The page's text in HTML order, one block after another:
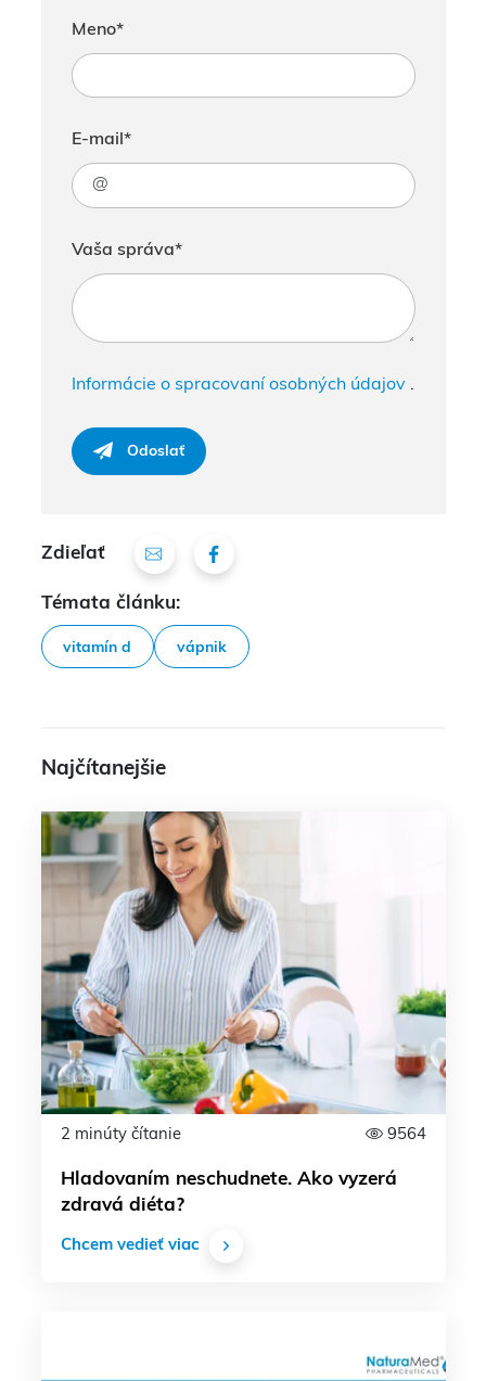
Meno*
E-mail*
Vaša správa*
Informácie o spracovaní osobných údajov.
Odoslať
Zdieľať
Témata článku:
vitamín d vápnik
Najčítanejšie
2 minúty čítanie 9564
Hladovaním neschudnete. Ako vyzerá
zdravá diéta?
Chcem vedieť viac